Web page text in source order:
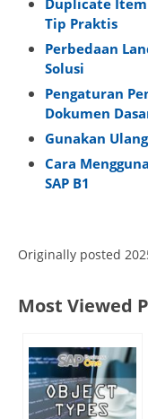
Duplicate Item
Tip Praktis
Perbedaan
Solusi
Pengaturan
Dokumen
Gunakan
Cara
SAP B1
Originally posted
Most Viewed